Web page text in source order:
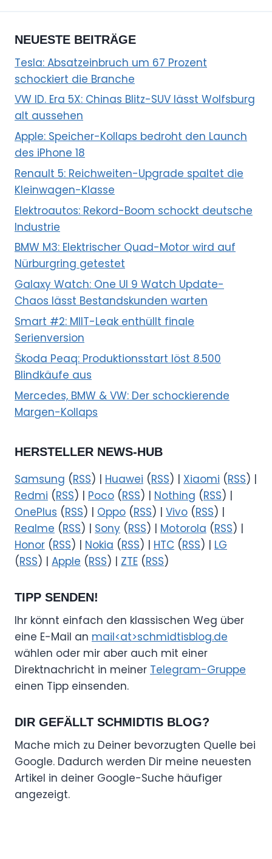
NEUESTE BEITRÄGE
Tesla: Absatzeinbruch um 67 Prozent
schockiert die Branche
VW ID. Era 5X: Chinas Blitz-SUV lässt Wolfsburg
alt aussehen
Apple: Speicher-Kollaps bedroht den Launch
des iPhone 18
Renault 5: Reichweiten-Upgrade spaltet die
Kleinwagen-Klasse
Elektroautos: Rekord-Boom schockt deutsche
Industrie
BMW M3: Elektrischer Quad-Motor wird auf
Nürburgring getestet
Galaxy Watch: One UI 9 Watch Update-
Chaos lässt Bestandskunden warten
Smart #2: MIIT-Leak enthüllt finale
Serienversion
Škoda Peaq: Produktionsstart löst 8.500
Blindkäufe aus
Mercedes, BMW & VW: Der schockierende
Margen-Kollaps
HERSTELLER NEWS-HUB
Samsung (RSS) | Huawei (RSS) | Xiaomi (RSS) |
Redmi (RSS) | Poco (RSS) | Nothing (RSS) |
OnePlus (RSS) | Oppo (RSS) | Vivo (RSS) |
Realme (RSS) | Sony (RSS) | Motorola (RSS) |
Honor (RSS) | Nokia (RSS) | HTC (RSS) | LG
(RSS) | Apple (RSS) | ZTE (RSS)
TIPP SENDEN!
Ihr könnt einfach den klassischen Weg über
eine E-Mail an mail<at>schmidtisblog.de
wählen oder mir aber auch mit einer
Direktnachricht in meiner Telegram-Gruppe
einen Tipp einsenden.
DIR GEFÄLLT SCHMIDTIS BLOG?
Mache mich zu Deiner bevorzugten Quelle bei
Google. Dadurch werden Dir meine neuesten
Artikel in deiner Google-Suche häufiger
angezeigt.